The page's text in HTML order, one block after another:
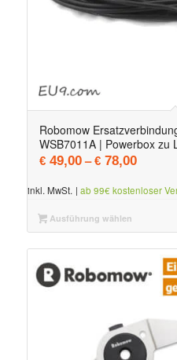
Robomow
WSB7011A | Powerbox zu
€49,00–€78,00
inkl. MwSt. | ab 99€ kostenloser
Ausführung wählen